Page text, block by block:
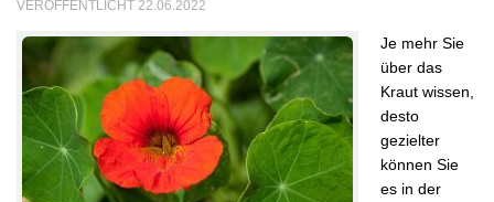
VERÖFFENTLICHT 22.06.2022
Je mehr Sie
über das
Kraut wissen,
desto
gezielter
können Sie
es in der